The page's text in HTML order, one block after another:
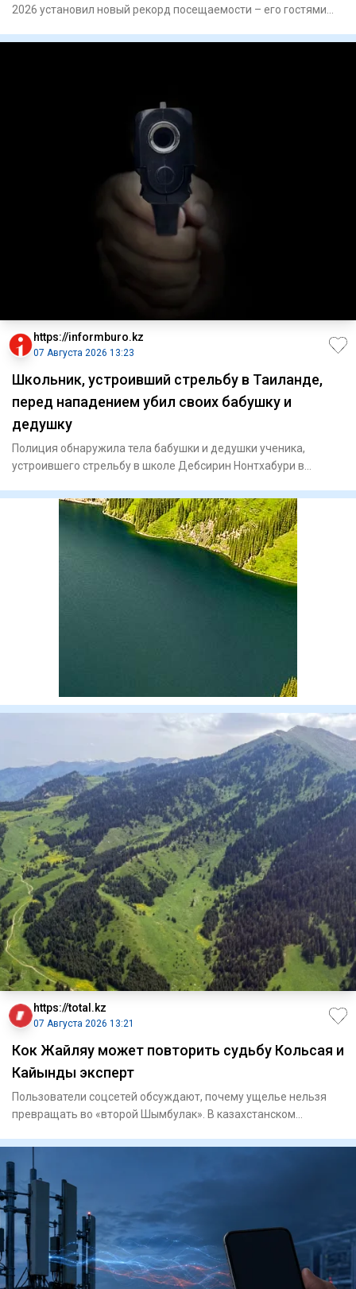
2026 установил новый рекорд посещаемости – его гостями
https://informburo.kz
07 Августа 2026 13:23
Школьник, устроивший стрельбу в Таиланде,
перед нападением убил своих бабушку и
дедушку
Полиция обнаружила тела бабушки и дедушки ученика,
устроившего стрельбу в школе Дебсирин Нонтхабури в
https://total.kz
07 Августа 2026 13:21
Кок Жайляу может повторить судьбу Кольсая и
Кайынды эксперт
Пользователи соцсетей обсуждают, почему ущелье нельзя
превращать во «второй Шымбулак». В казахстанском